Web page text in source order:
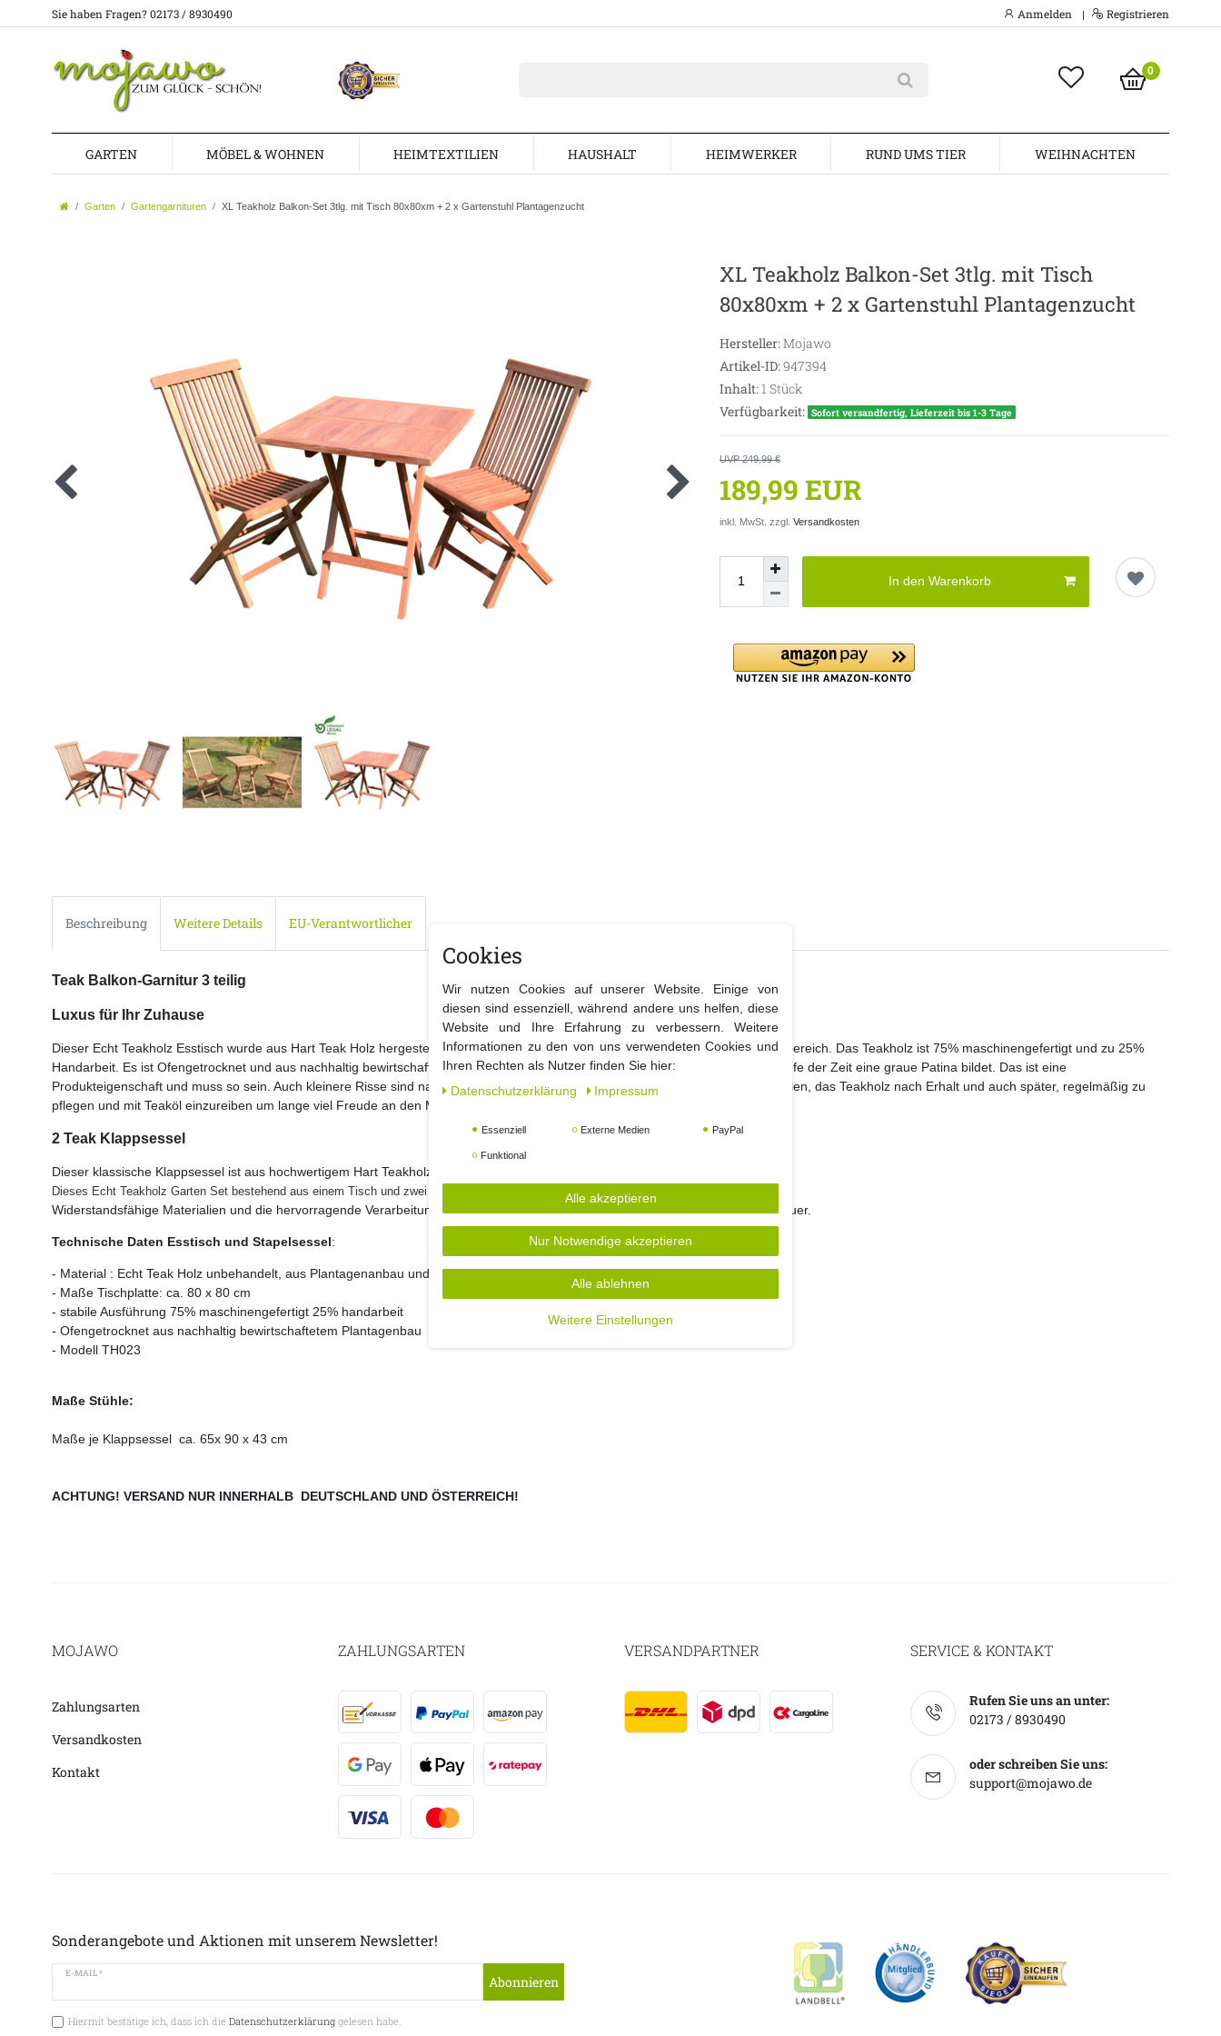
Sie haben Fragen? 02173 / 8930490 Anmelden | Registrieren
0
GARTEN MÖBEL & WOHNEN HEIMTEXTILIEN HAUSHALT HEIMWERKER RUND UMS TIER WEIHNACHTEN
Garten Gartengarnituren XL Teakholz Balkon-Set 3tlg. mit Tisch 80x80xm + 2 x Gartenstuhl Plantagenzucht
XL Teakholz Balkon-Set 3tlg. mit Tisch
80x80xm + 2 x Gartenstuhl Plantagenzucht
Hersteller:Mojawo
Artikel-ID:947394
Inhalt:1 Stück
Verfügbarkeit: Sofort versandfertig, Lieferzeit bis 1-3 Tage
UVP 249,99 €
189,99 EUR
inkl. MwSt. zzgl. Versandkosten
In den Warenkorb
Beschreibung Weitere Details EU-Verantwortlicher
Teak Balkon-Garnitur 3 teilig
Luxus für Ihr Zuhause
Dieser Echt Teakholz Esstisch wurde aus Hart Teak Holz hergestellt. Das exklusive Design ist eine Bereicherung für jeden Wohnbereich. Das Teakholz ist 75% maschinengefertigt und zu 25%
Handarbeit. Es ist Ofengetrocknet und aus nachhaltig bewirtschaftetem Plantagenbau. Bitte beachten Sie, dass Holzmöbel im laufe der Zeit eine graue Patina bildet. Das ist eine
Produkteigenschaft und muss so sein. Auch kleinere Risse sind natürlich und werden sich nie ganz verhinder lassen. Wir empfehlen, das Teakholz nach Erhalt und auch später, regelmäßig zu
pflegen und mit Teaköl einzureiben um lange viel Freude an den Möbeln zu haben.
2 Teak Klappsessel
Dieser klassische Klappsessel ist aus hochwertigem Hart Teakholz gearbeitet.
Dieses Echt Teakholz Garten Set bestehend aus einem Tisch und zwei Klappsesseln.
Widerstandsfähige Materialien und die hervorragende Verarbeitung versprechen eine hohe Stabilität und eine lange Nutzungsdauer.
Technische Daten Esstisch und Stapelsessel:
- Material : Echt Teak Holz unbehandelt, aus Plantagenanbau und kein Wildwuchs und V-Legal zertifiziert
- Maße Tischplatte: ca. 80 x 80 cm
- stabile Ausführung 75% maschinengefertigt 25% handarbeit
- Ofengetrocknet aus nachhaltig bewirtschaftetem Plantagenbau
- Modell TH023
Maße Stühle:
Maße je Klappsessel ca. 65x 90 x 43 cm
ACHTUNG! VERSAND NUR INNERHALB DEUTSCHLAND UND ÖSTERREICH!
MOJAWO
Zahlungsarten
Versandkosten
Kontakt
ZAHLUNGSARTEN VERSANDPARTNER SERVICE & KONTAKT
Rufen Sie uns an unter:
02173 / 8930490
oder schreiben Sie uns:
support@mojawo.de
Sonderangebote und Aktionen mit unserem Newsletter!
E-MAIL *
Abonnieren
Hiermit bestätige ich, dass ich die Datenschutzerklärunggelesen habe.
Cookies
Wir nutzen Cookies auf unserer Website. Einige von
diesen sind essenziell, während andere uns helfen, diese
Website und Ihre Erfahrung zu verbessern. Weitere
Informationen zu den von uns verwendeten Cookies und
Ihren Rechten als Nutzer finden Sie hier:
Daten­schutz­erklärung
Impressum
Essenziell Externe Medien PayPal
Funktional
Alle akzeptieren
Nur Notwendige akzeptieren
Alle ablehnen
Weitere Einstellungen